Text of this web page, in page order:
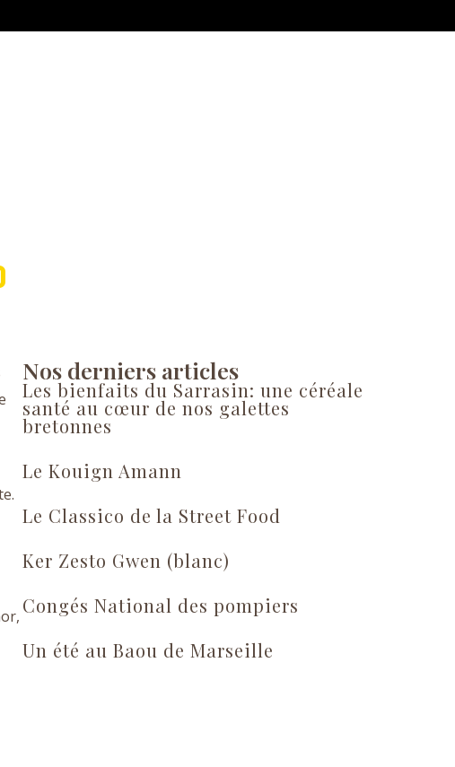
Nos derniers articles
Les bienfaits du Sarrasin: une céréale
santé au cœur de nos galettes
bretonnes
Le Kouign Amann
Le Classico de la Street Food
Ker Zesto Gwen (blanc)
Congés National des pompiers
Un été au Baou de Marseille